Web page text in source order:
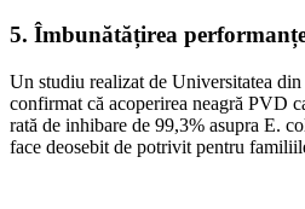
5. Îmbunătățirea
Un studiu realizat de Universitatea
confirmat că acoperirea neagră PVD
rată de inhibare de 99,3% asupra E.
face deosebit de potrivit pentru